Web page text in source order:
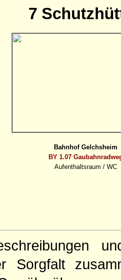
7
Bahnhof Gelchsheim
BY 1.07
Aufenthaltsraum / WC
Sorgfalt